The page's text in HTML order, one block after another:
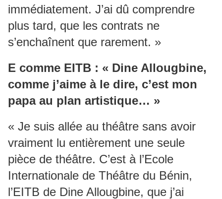
immédiatement. J’ai dû comprendre
plus tard, que les contrats ne
s’enchaînent que rarement. »
E comme EITB : « Dine Allougbine,
comme j’aime à le dire, c’est mon
papa au plan artistique… »
« Je suis allée au théâtre sans avoir
vraiment lu entièrement une seule
pièce de théâtre. C’est à l’Ecole
Internationale de Théâtre du Bénin,
l’EITB de Dine Allougbine, que j’ai